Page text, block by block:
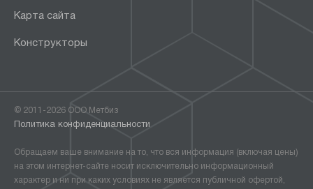
Карта сайта
Конструкторы
© 2011-2026 ООО Метбиз
Политика конфиденциальности
Обращаем ваше внимание на то, что вся информация (включая цены)
на этом интернет-сайте носит исключительно информационный
характер и ни при каких условиях не является публичной офертой,